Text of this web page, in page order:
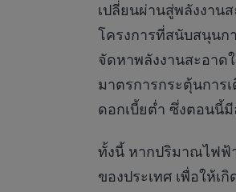
เปลี่ยนผ่านสู่พลังงาน
โครงการที่สนับสนุนก
จัดหาพลังงานสะอาด
มาตรการกระตุ้นการ
ดอกเบี้ยต่ำ ซึ่งตอนนี้
ทั้งนี้ หากปริมาณไฟฟ้
ของประเทศ เพื่อให้